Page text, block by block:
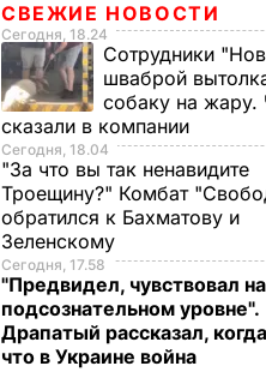
СВЕЖИЕ НОВОСТИ
Сегодня, 18.24
Сотрудники
шваброй
собаку на жару.
сказали в компании
Сегодня, 18.04
"За что вы так ненавидите
Троещину?" Комбат
обратился к Бахматову и
Зеленскому
Сегодня, 17.58
"Предвидел, чувствовал на
подсознательном уровне".
Драпатый рассказал,
что в Украине война